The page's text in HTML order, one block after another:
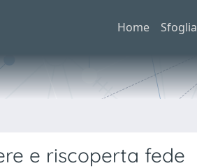
Home Sfoglia
e riscoperta fede